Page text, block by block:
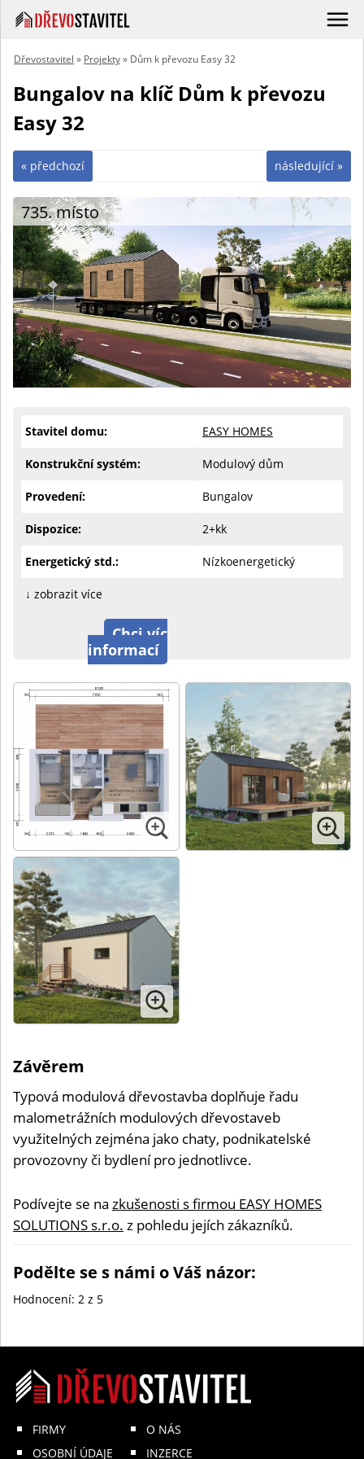
Dřevostavitel » Projekty» Dům k převozu Easy 32
Bungalov na klíč Dům k převozu
Easy 32
následující »
« předchozí
735. místo
Stavitel domu: EASY HOMES
Konstrukční systém: Modulový dům
Provedení: Bungalov
Dispozice: 2+kk
Energetický std.: Nízkoenergetický
↓ zobrazit více
Chci víc
informací
Závěrem
Typová modulová dřevostavba doplňuje řadu
malometrážních modulových dřevostaveb
využitelných zejména jako chaty, podnikatelské
provozovny či bydlení pro jednotlivce.
Podívejte se na zkušenosti s firmou EASY HOMES
SOLUTIONS s.r.o. z pohledu jejích zákazníků.
Podělte se s námi o Váš názor:
Hodnocení: 2 z 5
FIRMY
OSOBNÍ ÚDAJE
O NÁS
INZERCE